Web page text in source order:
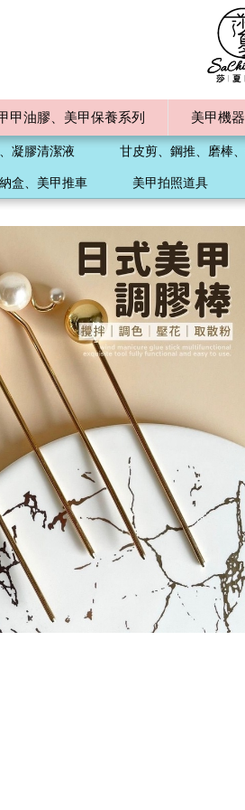
甲油膠、美甲保養系列 美甲機器
凝膠清潔液 甘皮剪、鋼推、磨棒
盒、美甲推車 美甲拍照道具